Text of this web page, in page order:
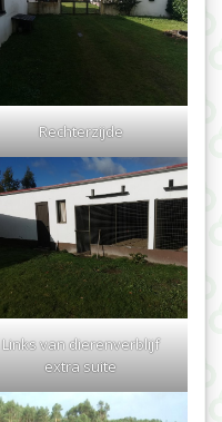
Rechterzijde
Links van dierenverblijf
extra suite